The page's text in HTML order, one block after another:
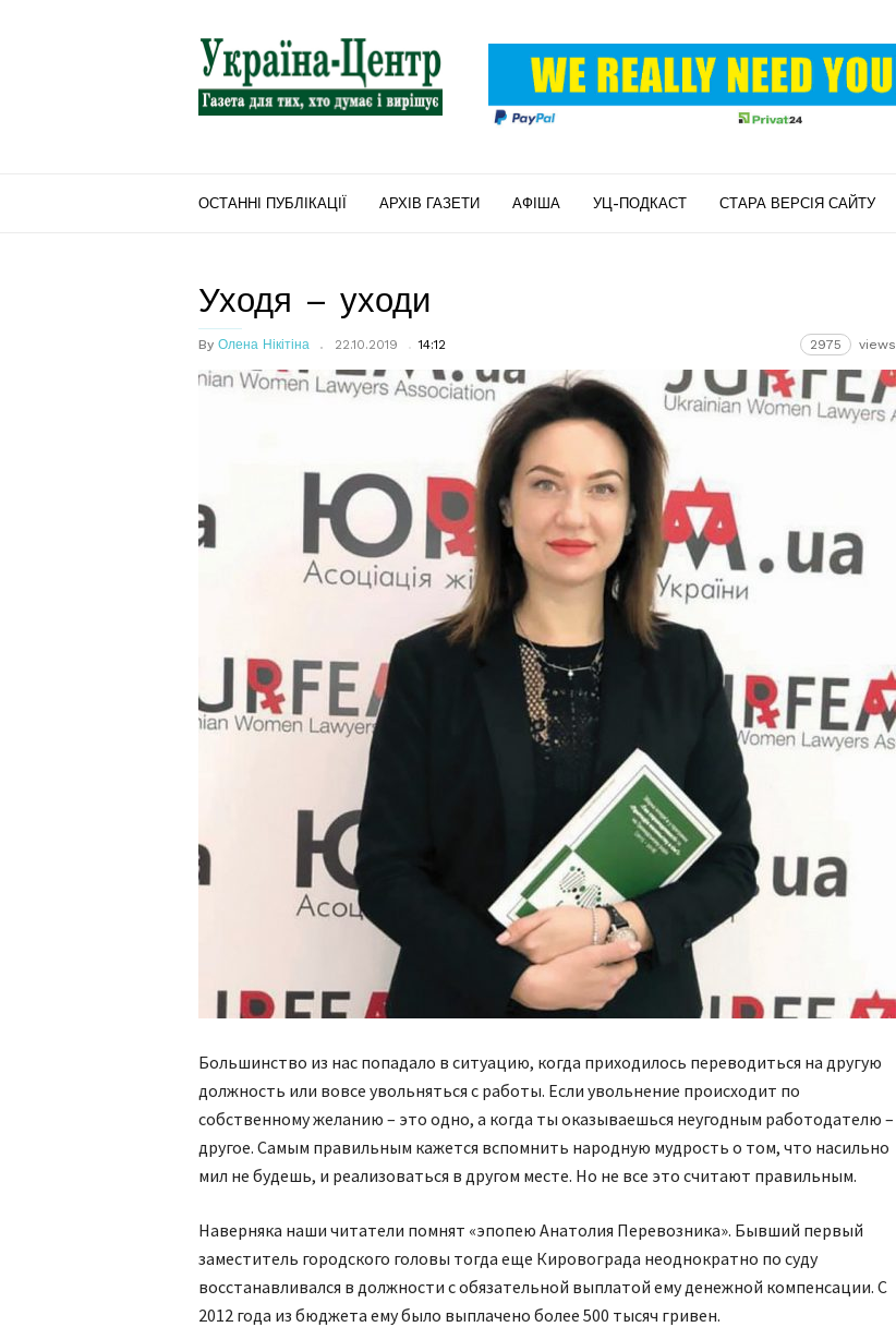
"Україна-
Центр"
ОСТАННІ ПУБЛІКАЦІЇ АРХІВ ГАЗЕТИ АФІША УЦ-ПОДКАСТ СТАРА ВЕРСІЯ САЙТУ
Уходя – уходи
By Олена Нікітіна 22.10.2019 14:12 2975 views
Большинство из нас попадало в ситуацию, когда приходилось переводиться на другую
должность или вовсе увольняться с работы. Если увольнение происходит по
собственному желанию – это одно, а когда ты оказываешься неугодным работодателю –
другое. Самым правильным кажется вспомнить народную мудрость о том, что насильно
мил не будешь, и реализоваться в другом месте. Но не все это считают правильным.
Наверняка наши читатели помнят «эпопею Анатолия Перевозника». Бывший первый
заместитель городского головы тогда еще Кировограда неоднократно по суду
восстанавливался в должности с обязательной выплатой ему денежной компенсации. С
2012 года из бюджета ему было выплачено более 500 тысяч гривен.